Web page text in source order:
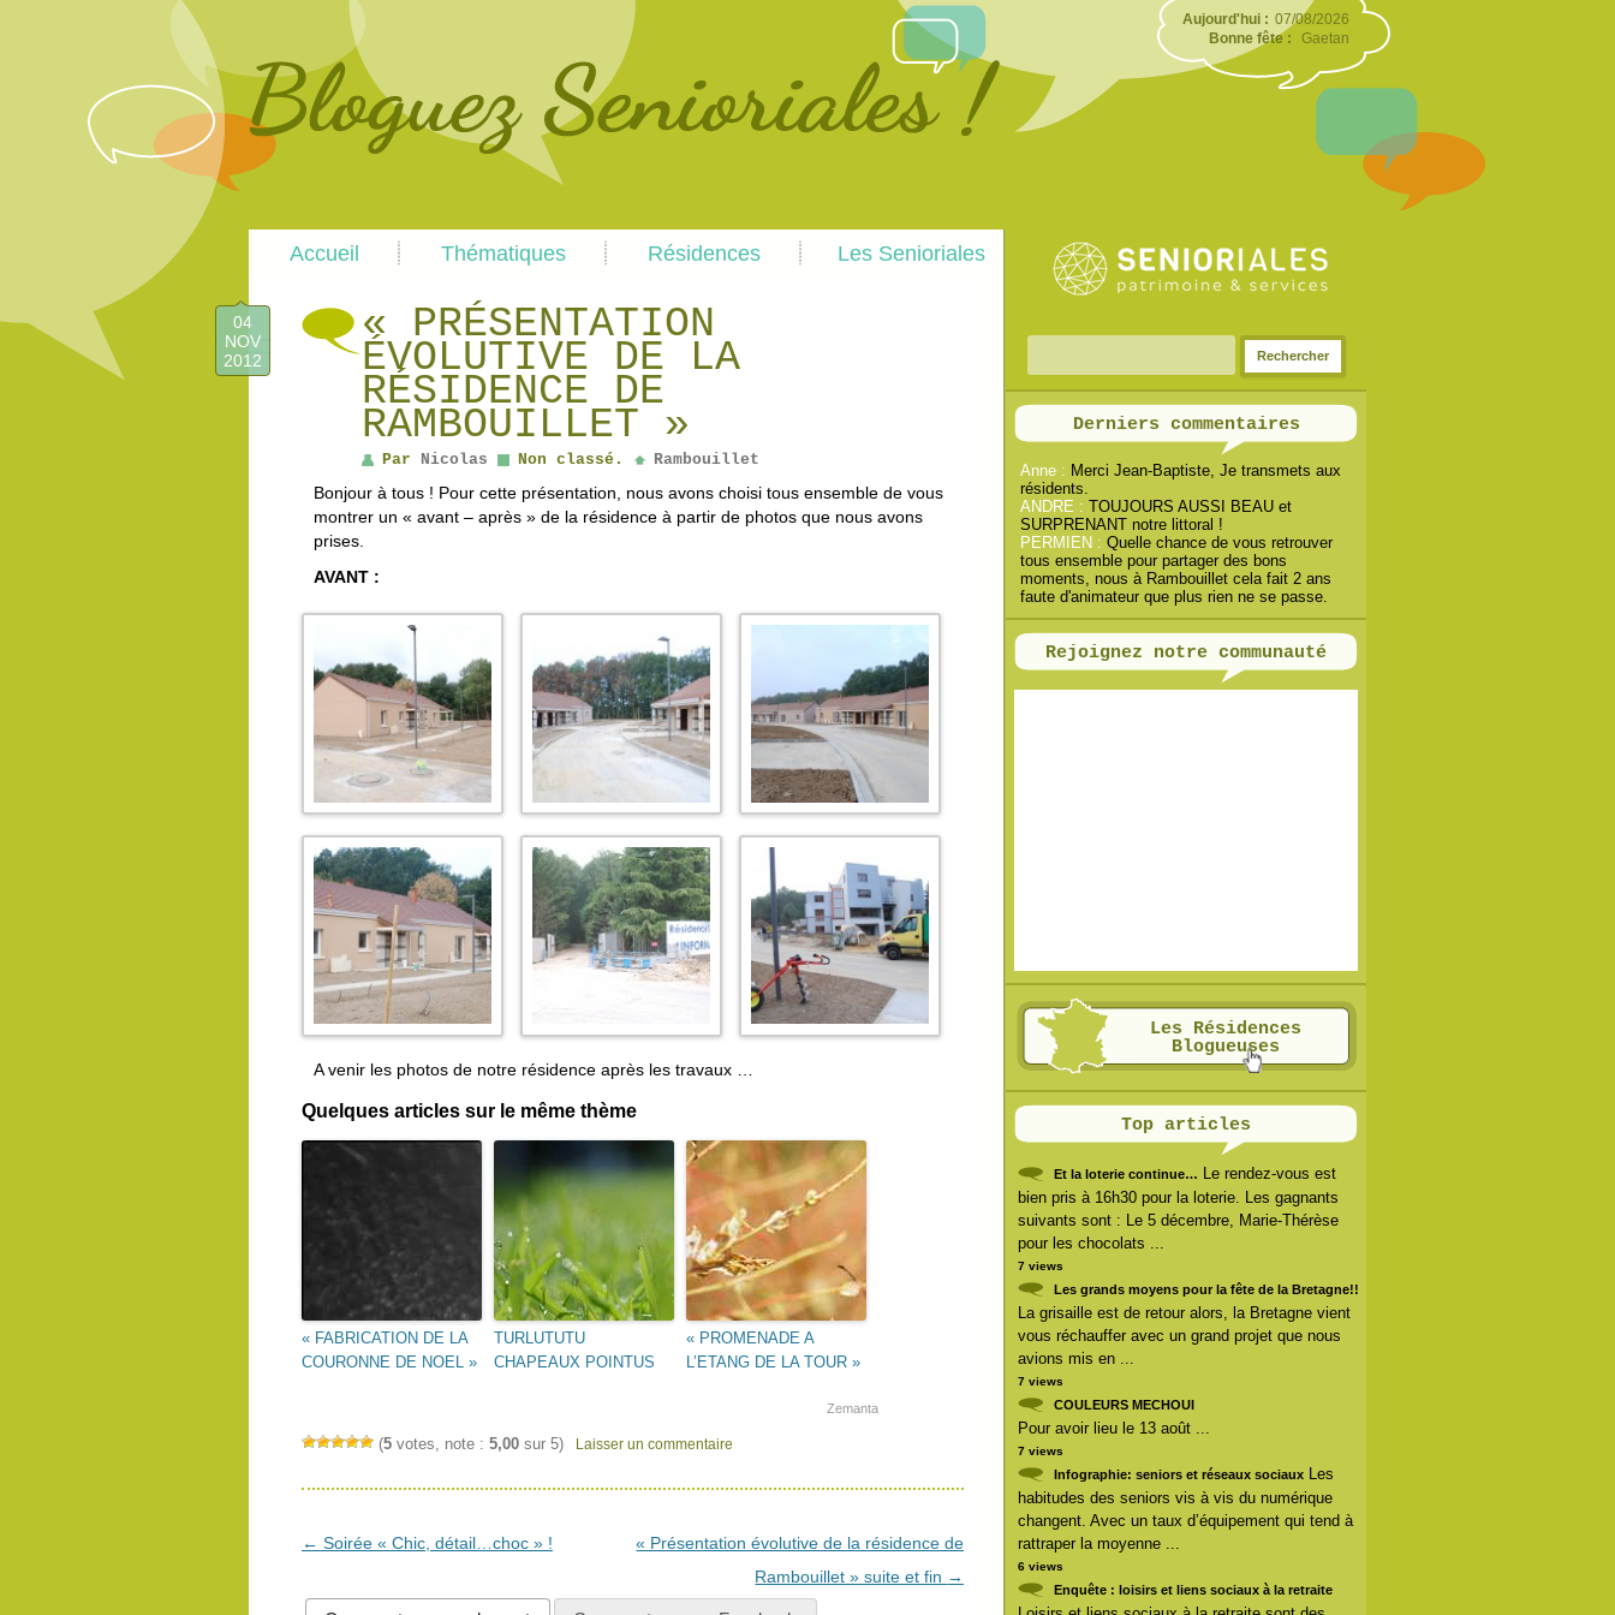
Aujourd'hui : 07/08/2026
Bonne fête :
Gaetan
menuAccueil Thématiques Résidences Les Senioriales
« PRÉSENTATION
ÉVOLUTIVE DE LA
RÉSIDENCE DE
RAMBOUILLET »
04
NOV
2012
Par Nicolas Non classé. Rambouillet
Bonjour à tous ! Pour cette présentation, nous avons choisi tous ensemble de vous
montrer un « avant – après » de la résidence à partir de photos que nous avons
prises.
AVANT :
A venir les photos de notre résidence après les travaux …
Quelques articles sur le même thème
« FABRICATION DE LA
COURONNE DE NOEL »
TURLUTUTU
CHAPEAUX POINTUS
« PROMENADE A
L’ETANG DE LA TOUR »
Zemanta
(5 votes, note : 5,00 sur 5) Laisser un commentaire
Navigation
articles
← Soirée « Chic, détail…choc » !
« Présentation évolutive de la résidence de
Rambouillet » suite et fin →
Derniers commentaires
Anne : Merci Jean-Baptiste, Je transmets aux
résidents.
ANDRE : TOUJOURS AUSSI BEAU et
SURPRENANT notre littoral !
PERMIEN : Quelle chance de vous retrouver
tous ensemble pour partager des bons
moments, nous à Rambouillet cela fait 2 ans
faute d'animateur que plus rien ne se passe.
Rejoignez notre communauté
Les Résidences
Blogueuses
Top articles
Et la loterie continue… Le rendez-vous est
bien pris à 16h30 pour la loterie. Les gagnants
suivants sont : Le 5 décembre, Marie-Thérèse
pour les chocolats ...
7 views
Les grands moyens pour la fête de la Bretagne!!
La grisaille est de retour alors, la Bretagne vient
vous réchauffer avec un grand projet que nous
avions mis en ...
7 views
COULEURS MECHOUI
Pour avoir lieu le 13 août ...
7 views
Infographie: seniors et réseaux sociaux Les
habitudes des seniors vis à vis du numérique
changent. Avec un taux d’équipement qui tend à
rattraper la moyenne ...
6 views
Enquête : loisirs et liens sociaux à la retraite